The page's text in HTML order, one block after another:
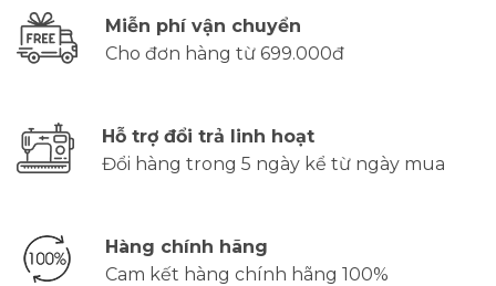
Miễn phí vận chuyển
Cho đơn hàng từ 699.000đ
Hỗ trợ đổi trả linh hoạt
Đổi hàng trong 5 ngày kể từ ngày mua
Hàng chính hãng
Cam kết hàng chính hãng 100%